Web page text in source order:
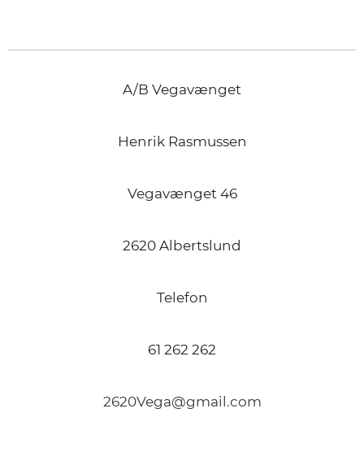
A/B Vegavænget
Henrik Rasmussen
Vegavænget 46
2620 Albertslund
Telefon
61 262 262
2620Vega@gmail.com